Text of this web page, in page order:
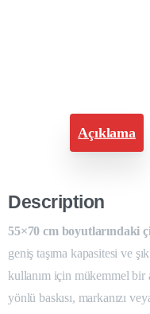
Açıklama
Description
55×70 cm boyutlarındaki
geniş taşıma kapasitesi ve
kullanım için mükemmel bir
yönlü baskısı, markanızı